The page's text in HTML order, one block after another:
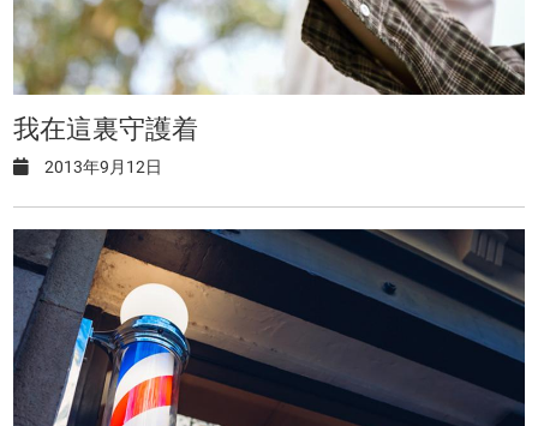
我在這裏守護着
2013年9月12日